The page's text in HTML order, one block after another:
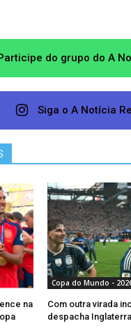
de 0 gol
saldo de 0 gol
saldo de -2 gols
a liderança do
maiores após o
na partida
fase.
do grupo do A
Siga o A Notícia
na
Copa do Mundo -
Com outra virada
despacha Inglaterra